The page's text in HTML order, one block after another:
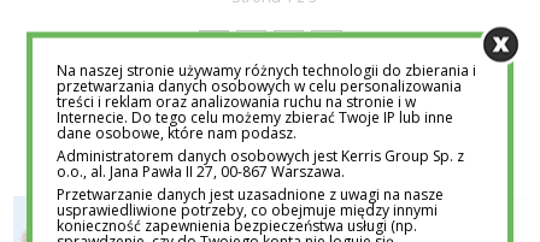
MARTA OLESIŃSKA
Na naszej stronie używamy różnych technologii do zbierania i
przetwarzania danych osobowych w celu personalizowania
treści i reklam oraz analizowania ruchu na stronie i w
Internecie. Do tego celu możemy zbierać Twoje IP lub inne
dane osobowe, które nam podasz.
Administratorem danych osobowych jest Kerris Group Sp. z
o.o., al. Jana Pawła II 27, 00-867 Warszawa.
Przetwarzanie danych jest uzasadnione z uwagi na nasze
usprawiedliwione potrzeby, co obejmuje między innymi
konieczność zapewnienia bezpieczeństwa usługi (np.